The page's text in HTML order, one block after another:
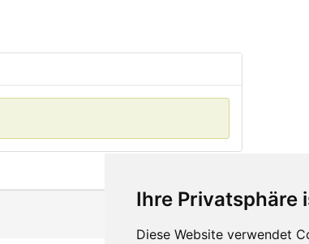
Ihre Privatsphäre
Diese Website verwendet